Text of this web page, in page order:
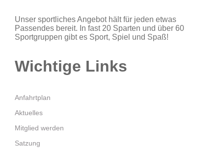
Unser sportliches Angebot hält für jeden etwas
Passendes bereit. In fast 20 Sparten und über 60
Sportgruppen gibt es Sport, Spiel und Spaß!
Wichtige Links
Anfahrtplan
Aktuelles
Mitglied werden
Satzung